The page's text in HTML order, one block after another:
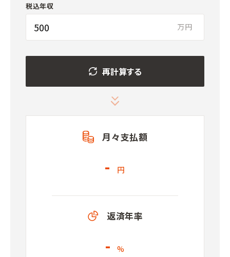
税込年収
万円
再計算する
月々支払額
- 円
返済年率
- %